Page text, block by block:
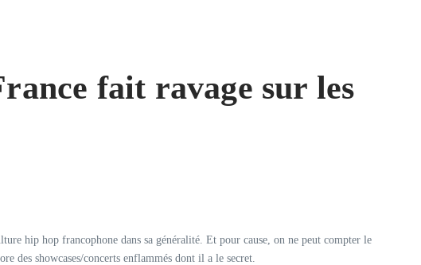
fait ravage sur les
hip hop francophone dans sa généralité. Et pour cause, on ne peut compter le
des showcases/concerts enflammés dont il a le secret.